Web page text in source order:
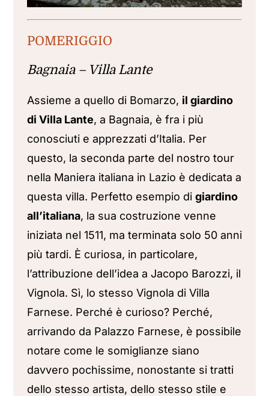
POMERIGGIO
Bagnaia – Villa Lante
Assieme a quello di Bomarzo, il giardino
di Villa Lante, a Bagnaia, è fra i più
conosciuti e apprezzati d’Italia. Per
questo, la seconda parte del nostro tour
nella Maniera italiana in Lazio è dedicata a
questa villa. Perfetto esempio di giardino
all’italiana, la sua costruzione venne
iniziata nel 1511, ma terminata solo 50 anni
più tardi. È curiosa, in particolare,
l’attribuzione dell’idea a Jacopo Barozzi, il
Vignola. Sì, lo stesso Vignola di Villa
Farnese. Perché è curioso? Perché,
arrivando da Palazzo Farnese, è possibile
notare come le somiglianze siano
davvero pochissime, nonostante si tratti
dello stesso artista, dello stesso stile e